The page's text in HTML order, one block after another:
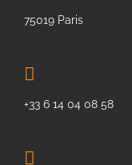
75019 Paris
+33 6 14 04 08 58